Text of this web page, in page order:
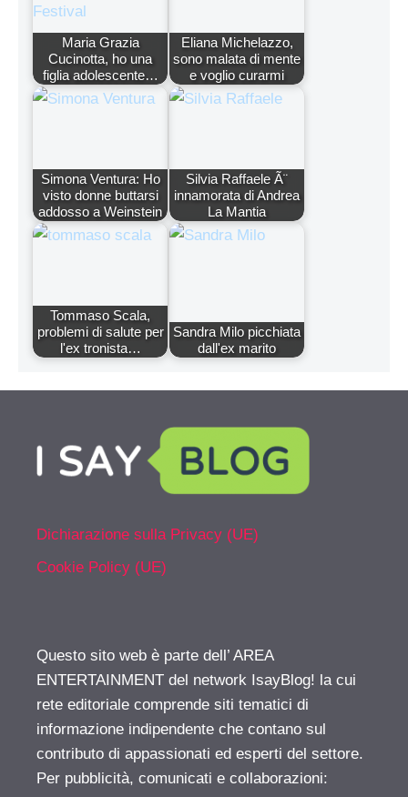
Maria Grazia
Cucinotta, ho una
figlia adolescente…
Eliana Michelazzo,
sono malata di mente
e voglio curarmi
Simona Ventura: Ho
visto donne buttarsi
addosso a Weinstein
Silvia Raffaele Ã¨
innamorata di Andrea
La Mantia
Tommaso Scala,
problemi di salute per
l'ex tronista…
Sandra Milo picchiata
dall'ex marito
Dichiarazione sulla Privacy (UE)
Cookie Policy (UE)
Questo sito web è parte dell’ AREA
ENTERTAINMENT del network IsayBlog! la cui
rete editoriale comprende siti tematici di
informazione indipendente che contano sul
contributo di appassionati ed esperti del settore.
Per pubblicità, comunicati e collaborazioni: